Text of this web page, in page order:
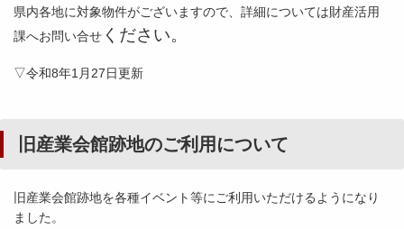
県内各地に対象物件がございますので、詳細については財産活用
課へお問い合せ ください。
▽令和8年1月27日更新
旧産業会館跡地のご利用について
旧産業会館跡地を各種イベント等にご利用いただけるようになり
ました。